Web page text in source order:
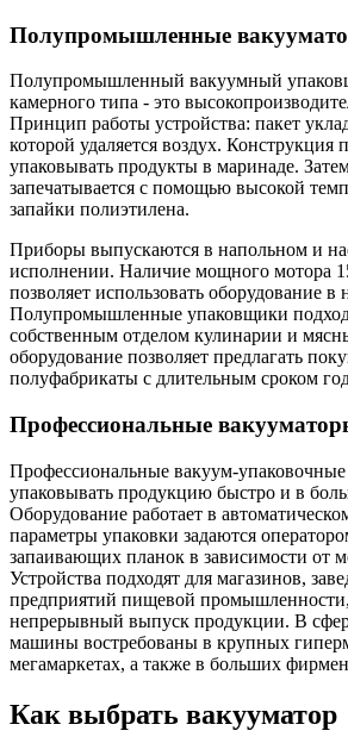
Полупромышленные
Полупромышленный вакуумный
камерного типа - это
Принцип работы устройства: пакет
которой удаляется воздух. Конструкция
упаковывать продукты в маринаде.
запечатывается с помощью высокой
запайки полиэтилена.
Приборы выпускаются в напольном и
исполнении. Наличие мощного мотора
позволяет использовать оборудование
Полупромышленные упаковщики
собственным отделом кулинарии и
оборудование позволяет предлагать
полуфабрикаты с длительным сроком
Профессиональные
Профессиональные вакуум-
упаковывать продукцию быстро и в
Оборудование работает в
параметры упаковки задаются
запаивающих планок в зависимости от
Устройства подходят для магазинов,
предприятий пищевой промышленности,
непрерывный выпуск продукции. В
машины востребованы в крупных
мегамаркетах, а также в больших
Как выбрать вакууматор